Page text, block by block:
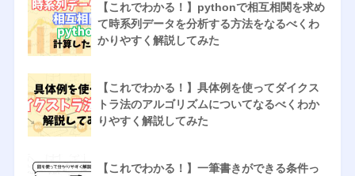
【これでわかる！】pythonで相互相関を求め
て時系列データを分析する方法をなるべくわ
かりやすく解説してみた
【これでわかる！】具体例を使ってダイクス
トラ法のアルゴリズムについてなるべくわか
りやすく解説してみた
【これでわかる！】一筆書きができる条件っ